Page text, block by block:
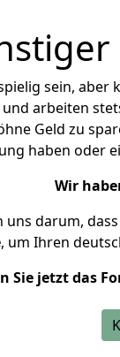
sein, aber
und arbeiten
Geld zu
haben oder
Wir
darum,
, um Ihren
Sie jetzt das